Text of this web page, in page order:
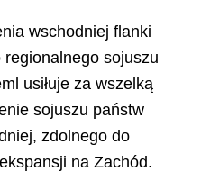
wschodniej flanki
sojuszu
usiłuje za wszelką
sojuszu państw
zdolnego do
na Zachód.